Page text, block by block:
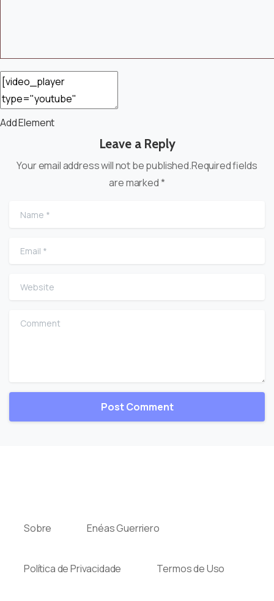
Add Element
Leave a Reply
Your email address will not be published.Required fields
are marked *
Name
Email
Website
Comment
Sobre Enéas Guerriero
Política de Privacidade Termos de Uso